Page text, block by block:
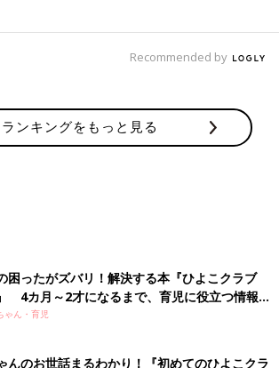
Recommended by
ランキングをもっと見る
困ったがズバリ！解決する本『ひよこクラブ
4カ月～2才になるまで、育児に役立つ情報が
い！
ゃん・育児
んのお世話まるわかり！『初めてのひよこクラ